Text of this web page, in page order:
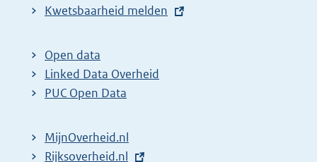
E
t
e
r
l
Kwetsbaarheid melden
Open data
Linked Data Overheid
PUC Open Data
MijnOverheid.nl
E
Rijksoverheid.nl